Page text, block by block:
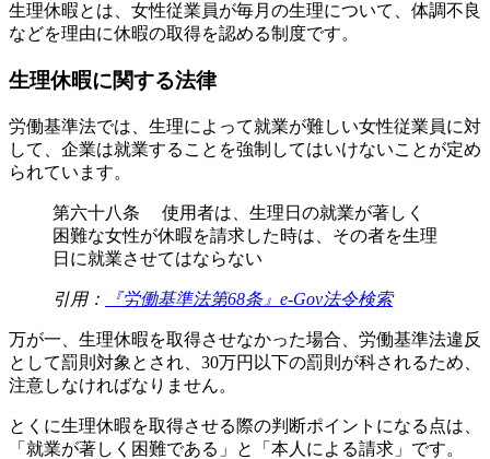
生理休暇とは、女性従業員が毎月の生理について、体調不良
などを理由に休暇の取得を認める制度です。
生理休暇に関する法律
労働基準法では、生理によって就業が難しい女性従業員に対
して、企業は就業することを強制してはいけないことが定め
られています。
第六十八条 使用者は、生理日の就業が著しく
困難な女性が休暇を請求した時は、その者を生理
日に就業させてはならない
引用： 『労働基準法第68条』e-Gov法令検索
万が一、生理休暇を取得させなかった場合、労働基準法違反
として罰則対象とされ、30万円以下の罰則が科されるため、
注意しなければなりません。
とくに生理休暇を取得させる際の判断ポイントになる点は、
「就業が著しく困難である」と「本人による請求」です。